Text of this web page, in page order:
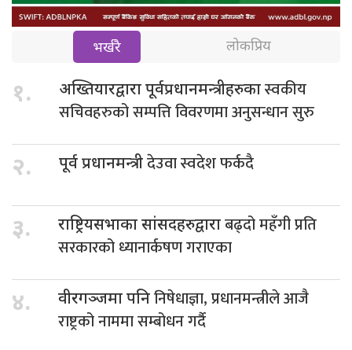
भर्खरै लोकप्रिय
१. अख्तियारद्वारा पूर्वप्रधानमन्त्रीहरुकास्वकीय
सचिवहरुको सम्पत्ति विवरणमा अनुसन्धान सुरु
२. पूर्व प्रधानमन्त्रीदेउवा स्वदेश फर्कदै
३. राष्ट्रियसभाका सांसदहरुद्वाराबढ्दो महँगी प्रति
सरकारको ध्यानार्कषण गराएका
४. वीरगञ्जमा पनिनिषेधाज्ञा, प्रधानमन्त्रीले आजै
राष्ट्रको नाममा सम्बोधन गर्दै